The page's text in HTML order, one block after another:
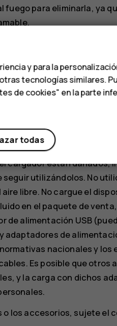
para eliminarla, ya
perfore o dañe de
líquido entre en contacto
la piel o los ojos
extraños en la
pueden explotar si están
para los fines
no aprobados o no
además de invalidar
cargador están dañados,
utilizándolos. No
libre. No cargue el
en el paquete de
de alimentación USB
adaptadores de
nacionales y
Es posible que otros
y la carga con dichos
los accesorios, sujete el
y para la
tecnologías similares.
de cookies" en la parte
todas